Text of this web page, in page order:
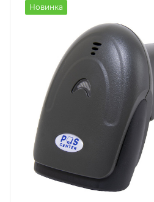
Новинка